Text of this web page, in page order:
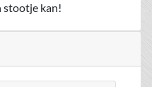
stootje kan!